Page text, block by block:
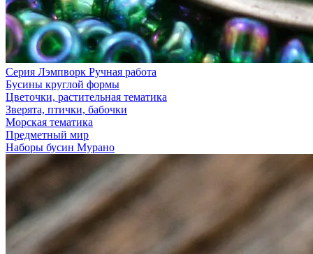
Серия Лэмпворк Ручная работа
Бусины круглой формы
Цветочки, растительная тематика
Зверята, птички, бабочки
Морская тематика
Предметный мир
Наборы бусин Мурано